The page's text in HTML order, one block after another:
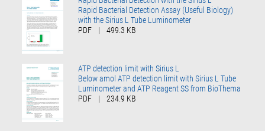
Rapid Bacterial Detection Assay (Useful Biology)
with the Sirius L Tube Luminometer
PDF
| 499.3 KB
ATP detection limit with Sirius L
Below amol ATP detection limit with Sirius L Tube
Luminometer and ATP Reagent SS from BioThema
PDF
| 234.9 KB